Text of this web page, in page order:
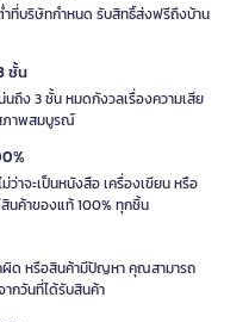
ที่บริษัทกำหนด รับสิทธิ์ส่งฟรีถึงบ้าน
ชั้น
ถึง 3 ชั้น หมดกังวลเรื่องความเสีย
ภาพสมบูรณ์
าจะเป็นหนังสือ เครื่องเขียน หรือ
นค้าของแท้ 100% ทุกชิ้น
กผิด หรือสินค้ามีปัญหา คุณสามารถ
ากวันที่ได้รับสินค้า